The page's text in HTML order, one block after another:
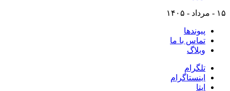
۱۵ - مرداد - ۱۴۰۵
پیوندها
تماس با ما
وبلاگ
تلگرام
اینستاگرام
ایتا